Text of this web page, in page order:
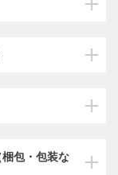
包・包装な